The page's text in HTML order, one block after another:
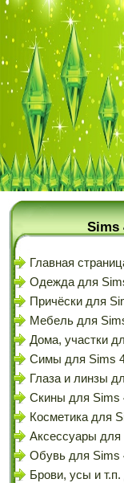
Sims
Главная
Одежда для
Причёски для
Мебель для
Дома, участки
Симы для Sims
Глаза и линзы
Скины для Sims
Косметика для
Аксессуары для
Обувь для Sims
Брови, усы и